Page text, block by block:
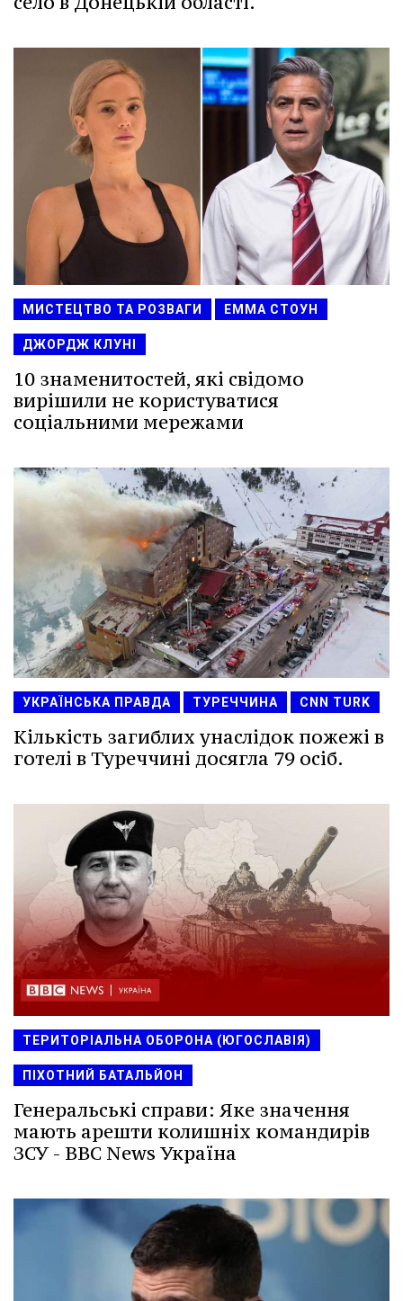
МИСТЕЦТВО ТА РОЗВАГИ ЕММА СТОУН
ДЖОРДЖ КЛУНІ
10 знаменитостей, які свідомо
вирішили не користуватися
соціальними мережами
УКРАЇНСЬКА ПРАВДА ТУРЕЧЧИНА CNN TURK
Кількість загиблих унаслідок пожежі в
готелі в Туреччині досягла 79 осіб.
ТЕРИТОРІАЛЬНА ОБОРОНА (ЮГОСЛАВІЯ)
ПІХОТНИЙ БАТАЛЬЙОН
Генеральські справи: Яке значення
мають арешти колишніх командирів
ЗСУ - BBC News Україна